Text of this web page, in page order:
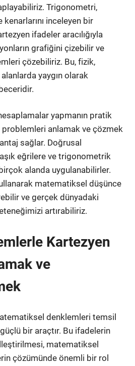
Trigonometri,
kenarlarını inceleyen bir
ifadeler aracılığıyla
grafiğini çizebilir ve
çözebiliriz. Bu, fizik,
yaygın olarak
yapmanın pratik
anlamak ve çözmek
sağlar. Doğrusal
eğrilere ve trigonometrik
alanda uygulanabilirler.
matematiksel düşünce
ve gerçek dünyadaki
artırabiliriz.
Kartezyen
ve
denklemleri temsil
bir araçtır. Bu ifadelerin
matematiksel
çözümünde önemli bir rol